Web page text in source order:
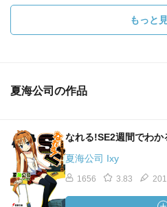
もっと
夏海公司の作品
なれる!SE2週間でわ
夏海公司 Ixy
1656 3.83 201